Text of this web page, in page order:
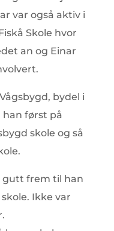
var også aktiv i
Skole hvor
an og Einar
bydel i
han først på
skole og så
gutt frem til han
Ikke var